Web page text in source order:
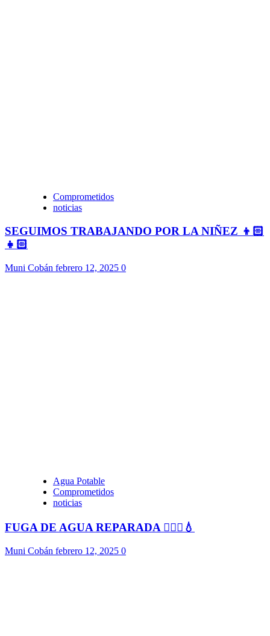
Comprometidos
noticias
SEGUIMOS TRABAJANDO POR LA NIÑEZ 👦🏻
👧🏻
Muni Cobán febrero 12, 2025 0
Agua Potable
Comprometidos
noticias
FUGA DE AGUA REPARADA 👷🏻‍♂️💧
Muni Cobán febrero 12, 2025 0